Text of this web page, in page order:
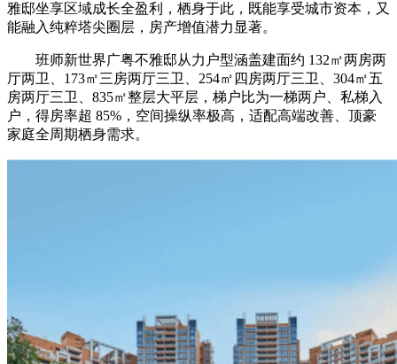
雅邸坐享区域成长全盈利，栖身于此，既能享受城市资本，又
能融入纯粹塔尖圈层，房产增值潜力显著。
班师新世界广粤不雅邸从力户型涵盖建面约 132㎡两房两
厅两卫、173㎡三房两厅三卫、254㎡四房两厅三卫、304㎡五
房两厅三卫、835㎡整层大平层，梯户比为一梯两户、私梯入
户，得房率超 85%，空间操纵率极高，适配高端改善、顶豪
家庭全周期栖身需求。